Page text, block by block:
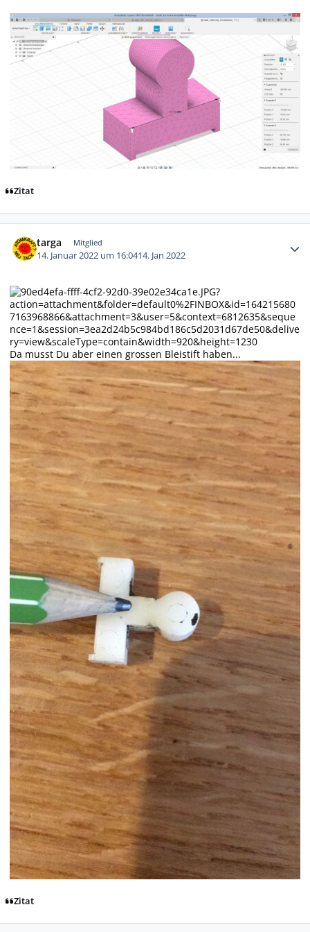
Zitat
targa Mitglied
14. Januar 2022 um 16:0414. Jan 2022
Da musst Du aber einen grossen Bleistift haben...
Zitat